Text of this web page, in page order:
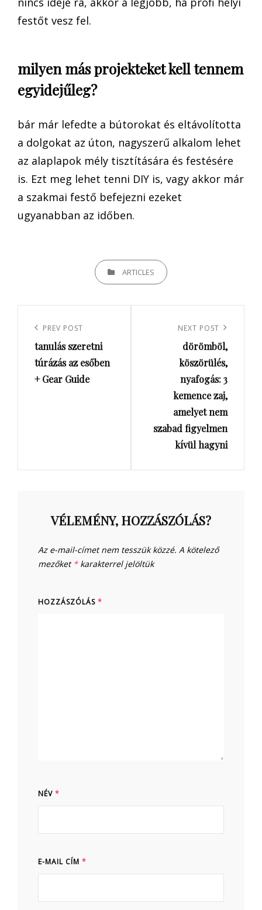
festőt vesz fel.
milyen más projekteket kell tennem
egyidejűleg?
bár már lefedte a bútorokat és eltávolította
a dolgokat az úton, nagyszerű alkalom lehet
az alaplapok mély tisztítására és festésére
is. Ezt meg lehet tenni DIY is, vagy akkor már
a szakmai festő befejezni ezeket
ugyanabban az időben.
CATEGORIESARTICLES
navigáció
Previous
Post
PREV POST
tanulás szeretni
túrázás az esőben
+ Gear Guide
NEXT POST
dörömböl,
köszörülés,
nyafogás: 3
kemence zaj,
amelyet nem
szabad figyelmen
kívül hagyni
VÉLEMÉNY, HOZZÁSZÓLÁS?
Az e-mail-címet nem tesszük közzé. A kötelező
mezőket *karakterrel jelöltük
HOZZÁSZÓLÁS *
NÉV *
E-MAIL CÍM *